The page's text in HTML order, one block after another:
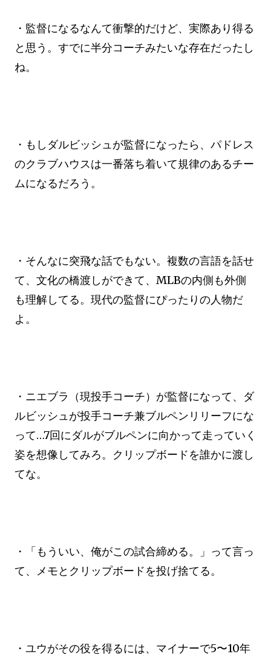
・監督になるなんて衝撃的だけど、実際あり得る
と思う。すでに半分コーチみたいな存在だったし
ね。
・もしダルビッシュが監督になったら、パドレス
のクラブハウスは一番落ち着いて規律のあるチー
ムになるだろう。
・そんなに突飛な話でもない。複数の言語を話せ
て、文化の橋渡しができて、MLBの内側も外側
も理解してる。現代の監督にぴったりの人物だ
よ。
・ニエブラ（現投手コーチ）が監督になって、ダ
ルビッシュが投手コーチ兼ブルペンリリーフにな
って…7回にダルがブルペンに向かって走っていく
姿を想像してみろ。クリップボードを誰かに渡し
てな。
・「もういい、俺がこの試合締める。」って言っ
て、メモとクリップボードを投げ捨てる。
・ユウがその役を得るには、マイナーで5〜10年